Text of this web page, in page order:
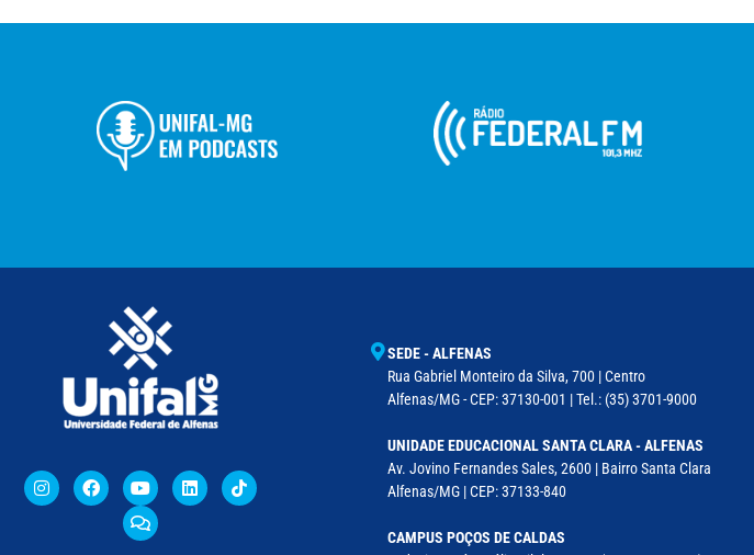
SEDE - ALFENAS
Rua Gabriel Monteiro da Silva, 700 | Centro
Alfenas/MG - CEP: 37130-001 | Tel.: (35) 3701-9000
UNIDADE EDUCACIONAL SANTA CLARA - ALFENAS
Av. Jovino Fernandes Sales, 2600 | Bairro Santa Clara
Alfenas/MG | CEP: 37133-840
CAMPUS POÇOS DE CALDAS